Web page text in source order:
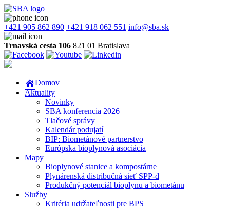
+421 905 862 890 +421 918 062 551 info@sba.sk
Trnavská cesta 106 821 01 Bratislava
Domov
Aktuality
Novinky
SBA konferencia 2026
Tlačové správy
Kalendár podujatí
BIP: Biometánové partnerstvo
Európska bioplynová asociácia
Mapy
Bioplynové stanice a kompostárne
Plynárenská distribučná sieť SPP-d
Produkčný potenciál bioplynu a biometánu
Služby
Kritéria udržateľnosti pre BPS